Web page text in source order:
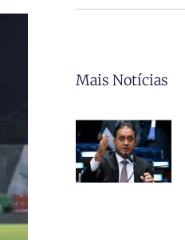
Mais Notícias